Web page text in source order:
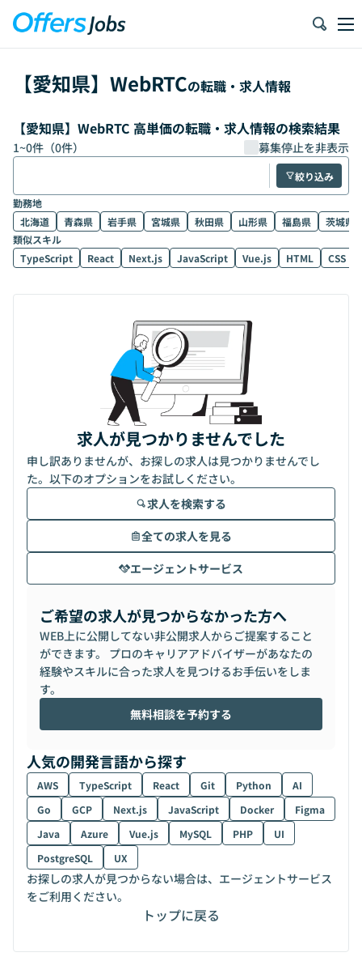
【愛知県】 WebRTCの転職・求人情報
【愛知県】WebRTC 高単価の転職・求人情報の検索結果
1~0件（0件） 募集停止を非表示
絞り込み
勤務地
北海道
青森県 岩手県 宮城県 秋田県 山形県 福島県
茨城県
類似スキル
TypeScript
React Next.js JavaScript Vue.js HTML CSS
求人が見つかりませんでした
申し訳ありませんが、お探しの求人は見つかりませんでし
た。以下のオプションをお試しください。
求人を検索する
全ての求人を見る
エージェントサービス
ご希望の求人が見つからなかった方へ
WEB上に公開してない非公開求人からご提案すること
ができます。 プロのキャリアアドバイザーがあなたの
経験やスキルに合った求人を見つけるお手伝いをしま
す。
無料相談を予約する
人気の開発言語から探す
AWS TypeScript React Git Python
AI
Go
GCP Next.js JavaScript Docker
Figma
Java
Azure Vue.js MySQL PHP
UI
PostgreSQL
UX
お探しの求人が見つからない場合は、エージェントサービス
をご利用ください。
トップに戻る